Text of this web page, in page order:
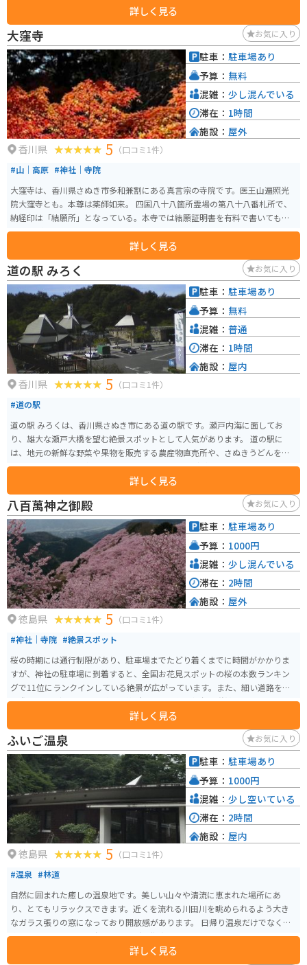
のレストランでは、地元産の食材をふんだんに使った料理を楽しむことがで
きます。 バイクで訪れる際は、道の駅に隣接する「第九の里」公園の駐車場
が利用できます。公園内には、展望台や遊歩道があり、瀬戸内海の景色を眺
めながら休憩することができます。道の駅周辺には、鳴門渦潮や大塚国際美
術館など、観光スポットも点在しているので、観光拠点としても便利です。
詳しく見る
大窪寺 お気に入り
香川県 5 （口コミ1件）
#山｜高原 #神社｜寺院
大窪寺は、香川県さぬき市多和兼割にある真言宗の寺院です。医王山遍照光
院大窪寺とも。本尊は薬師如来。 四国八十八箇所霊場の第八十八番札所で、
納経印は「結願所」となっている。本寺では結願証明書を有料で書いてもら
うことができます。
詳しく見る
駐車： 駐車場あり
予算： 無料
混雑： 少し混んでいる
滞在： 1時間
施設： 屋外
道の駅 みろく お気に入り
香川県 5 （口コミ1件）
#道の駅
道の駅 みろくは、香川県さぬき市にある道の駅です。瀬戸内海に面してお
り、雄大な瀬戸大橋を望む絶景スポットとして人気があります。 道の駅に
は、地元の新鮮な野菜や果物を販売する農産物直売所や、さぬきうどんをは
じめとする香川県の名産品を販売するお土産屋などがあります。また、瀬戸
内海の海の幸を堪能できるレストランもあり、ドライブやツーリングの休憩
スポットとして最適です。 バイクで訪れる場合、道の駅には広々とした駐車
場が完備されているので安心です。瀬戸内海沿いの道路は、景色が良く走り
やすいので、ツーリングにもおすすめです。 周辺には、四国八十八ヶ所霊場
の第85番札所である八栗寺や、日本三大銅像の一つである大仏で有名な屋島
など、観光スポットも充実しています。道の駅 みろくを拠点に、香川県の観
光を楽しむのはいかがでしょうか。
詳しく見る
駐車： 駐車場あり
予算： 無料
混雑： 普通
滞在： 1時間
施設： 屋内
八百萬神之御殿 お気に入り
徳島県 5 （口コミ1件）
#神社｜寺院 #絶景スポット
桜の時期には通行制限があり、駐車場までたどり着くまでに時間がかかりま
すが、神社の駐車場に到着すると、全国お花見スポットの桜の本数ランキン
グで11位にランクインしている絶景が広がっています。また、細い道路を走
る際には切り返しの必要がある箇所もあり、毎年何台か脱輪するそうです。
バイクなら問題ありませんが、注意してください。
詳しく見る
駐車： 駐車場あり
予算： 1000円
混雑： 少し混んでいる
滞在： 2時間
施設： 屋外
ふいご温泉 お気に入り
徳島県 5 （口コミ1件）
#温泉 #林道
自然に囲まれた癒しの温泉地です。美しい山々や清流に恵まれた場所にあ
り、とてもリラックスできます。近くを流れる川田川を眺められるよう大き
なガラス張りの窓になっており開放感があります。 日帰り温泉だけでなく、
宿泊も可能なので、徳島ツーリングの拠点として利用することも可能です。
市内から1時間ほどなので、アクセスも良いです。
詳しく見る
駐車： 駐車場あり
予算： 1000円
混雑： 少し空いている
滞在： 2時間
施設： 屋内